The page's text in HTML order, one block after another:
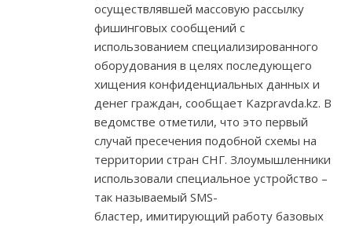
осуществлявшей массовую рассылку
фишинговых сообщений с
использованием специализированного
оборудования в целях последующего
хищения конфиденциальных данных и
денег граждан, сообщает Kazpravda.kz. В
ведомстве отметили, что это первый
случай пресечения подобной схемы на
территории стран СНГ. Злоумышленники
использовали специальное устройство –
так называемый SMS-
бластер, имитирующий работу базовых